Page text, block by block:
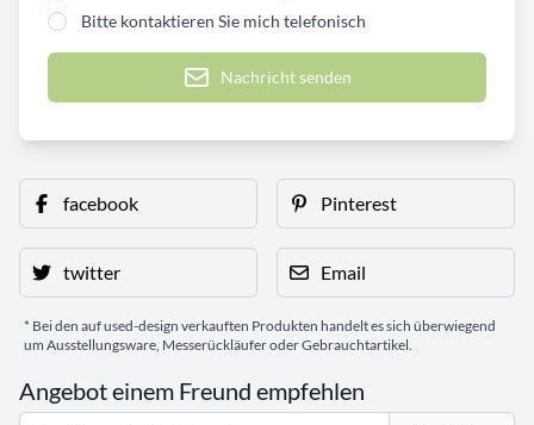
Bitte kontaktieren Sie mich telefonisch
Nachricht senden
facebook Pinterest
twitter Email
* Bei den auf used-design verkauften Produkten handelt es sich überwiegend
um Ausstellungsware, Messerückläufer oder Gebrauchtartikel.
Angebot einem Freund empfehlen